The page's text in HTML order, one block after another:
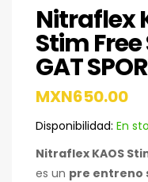
Nitraflex
Stim
GAT
MXN650.00
Disponibilidad: En
Nitraflex KAOS
es un pre entreno